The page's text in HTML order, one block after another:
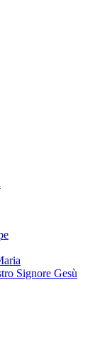
Signore Gesù